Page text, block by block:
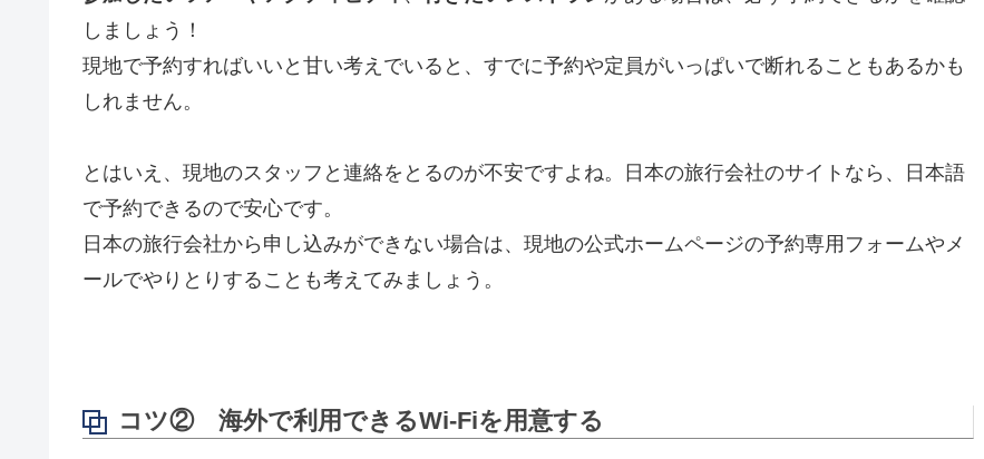
しましょう！
現地で予約すればいいと甘い考えでいると、すでに予約や定員がいっぱいで断れることもあるかも
しれません。
とはいえ、現地のスタッフと連絡をとるのが不安ですよね。日本の旅行会社のサイトなら、日本語
で予約できるので安心です。
日本の旅行会社から申し込みができない場合は、現地の公式ホームページの予約専用フォームやメ
ールでやりとりすることも考えてみましょう。
コツ② 海外で利用できるWi-Fiを用意する